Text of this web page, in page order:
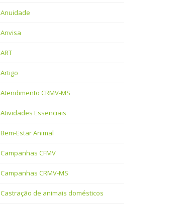
Anuidade
Anvisa
ART
Artigo
Atendimento CRMV-MS
Atividades Essenciais
Bem-Estar Animal
Campanhas CFMV
Campanhas CRMV-MS
Castração de animais domésticos